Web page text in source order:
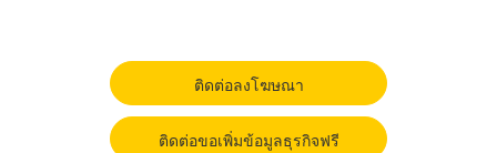
ติดต่อลงโฆษณา
ติดต่อขอเพิ่มข้อมูลธุรกิจฟรี